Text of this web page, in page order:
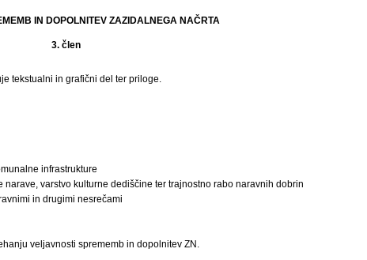
IN DOPOLNITEV ZAZIDALNEGA NAČRTA
3. člen
tekstualni in grafični del ter priloge.
infrastrukture
varstvo kulturne dediščine ter trajnostno rabo naravnih dobrin
in drugimi nesrečami
veljavnosti sprememb in dopolnitev ZN.